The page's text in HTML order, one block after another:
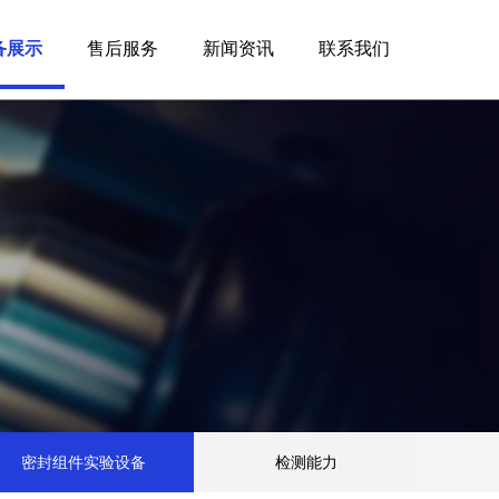
展示 售后服务 新闻资讯 联系我们
密封组件实验设备 检测能⼒